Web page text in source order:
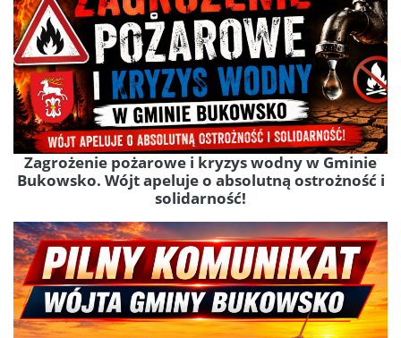
Zagrożenie pożarowe i kryzys wodny w Gminie
Bukowsko. Wójt apeluje o absolutną ostrożność i
solidarność!